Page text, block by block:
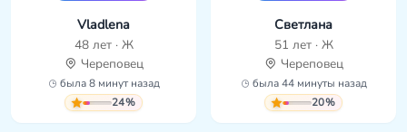
Vladlena
48 лет · Ж
Череповец
была 8 минут назад
24%
Светлана
51 лет · Ж
Череповец
была 44 минуты назад
20%